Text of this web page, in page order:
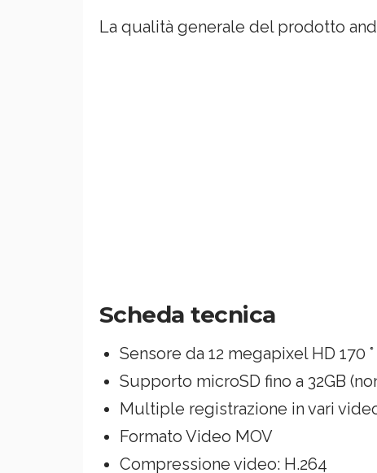
La qualità generale del prodotto
Scheda tecnica
Sensore da 12 megapixel HD 170
Supporto microSD fino a 32GB
Multiple registrazione in vari
Formato Video MOV
Compressione video: H.264